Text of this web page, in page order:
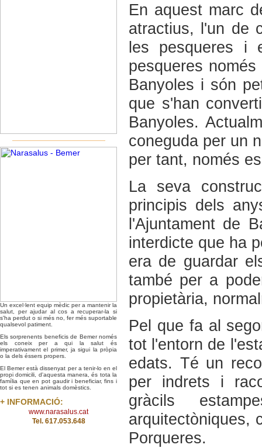
Un excel·lent equip mèdic per a mantenir la
salut, per ajudar al cos a recuperar-la si
s'ha perdut o si més no, fer més suportable
qualsevol patiment.
Els sorprenents beneficis de Bemer només
els coneix per a qui la salut és
imperativament el primer, ja sigui la pròpia
o la dels éssers propers.
El Bemer està dissenyat per a tenir-lo en el
propi domicili, d'aquesta manera, és tota la
família que en pot gaudir i beneficiar, fins i
tot si es tenen animals domèstics.
+ INFORMACIÓ:
www.narasalus.cat
Tel. 617.053.648
En aquest marc
atractius, l'un de
les pesqueres i
pesqueres
Banyoles i són
que s'han
Banyoles.
coneguda per un
per tant, només
La seva
principis dels
l'Ajuntament de
interdicte que ha
era de guardar
també per a
propietària,
Pel que fa al
tot l'entorn de
edats. Té un
per indrets i
gràcils
arquitectòniques,
Porqueres.